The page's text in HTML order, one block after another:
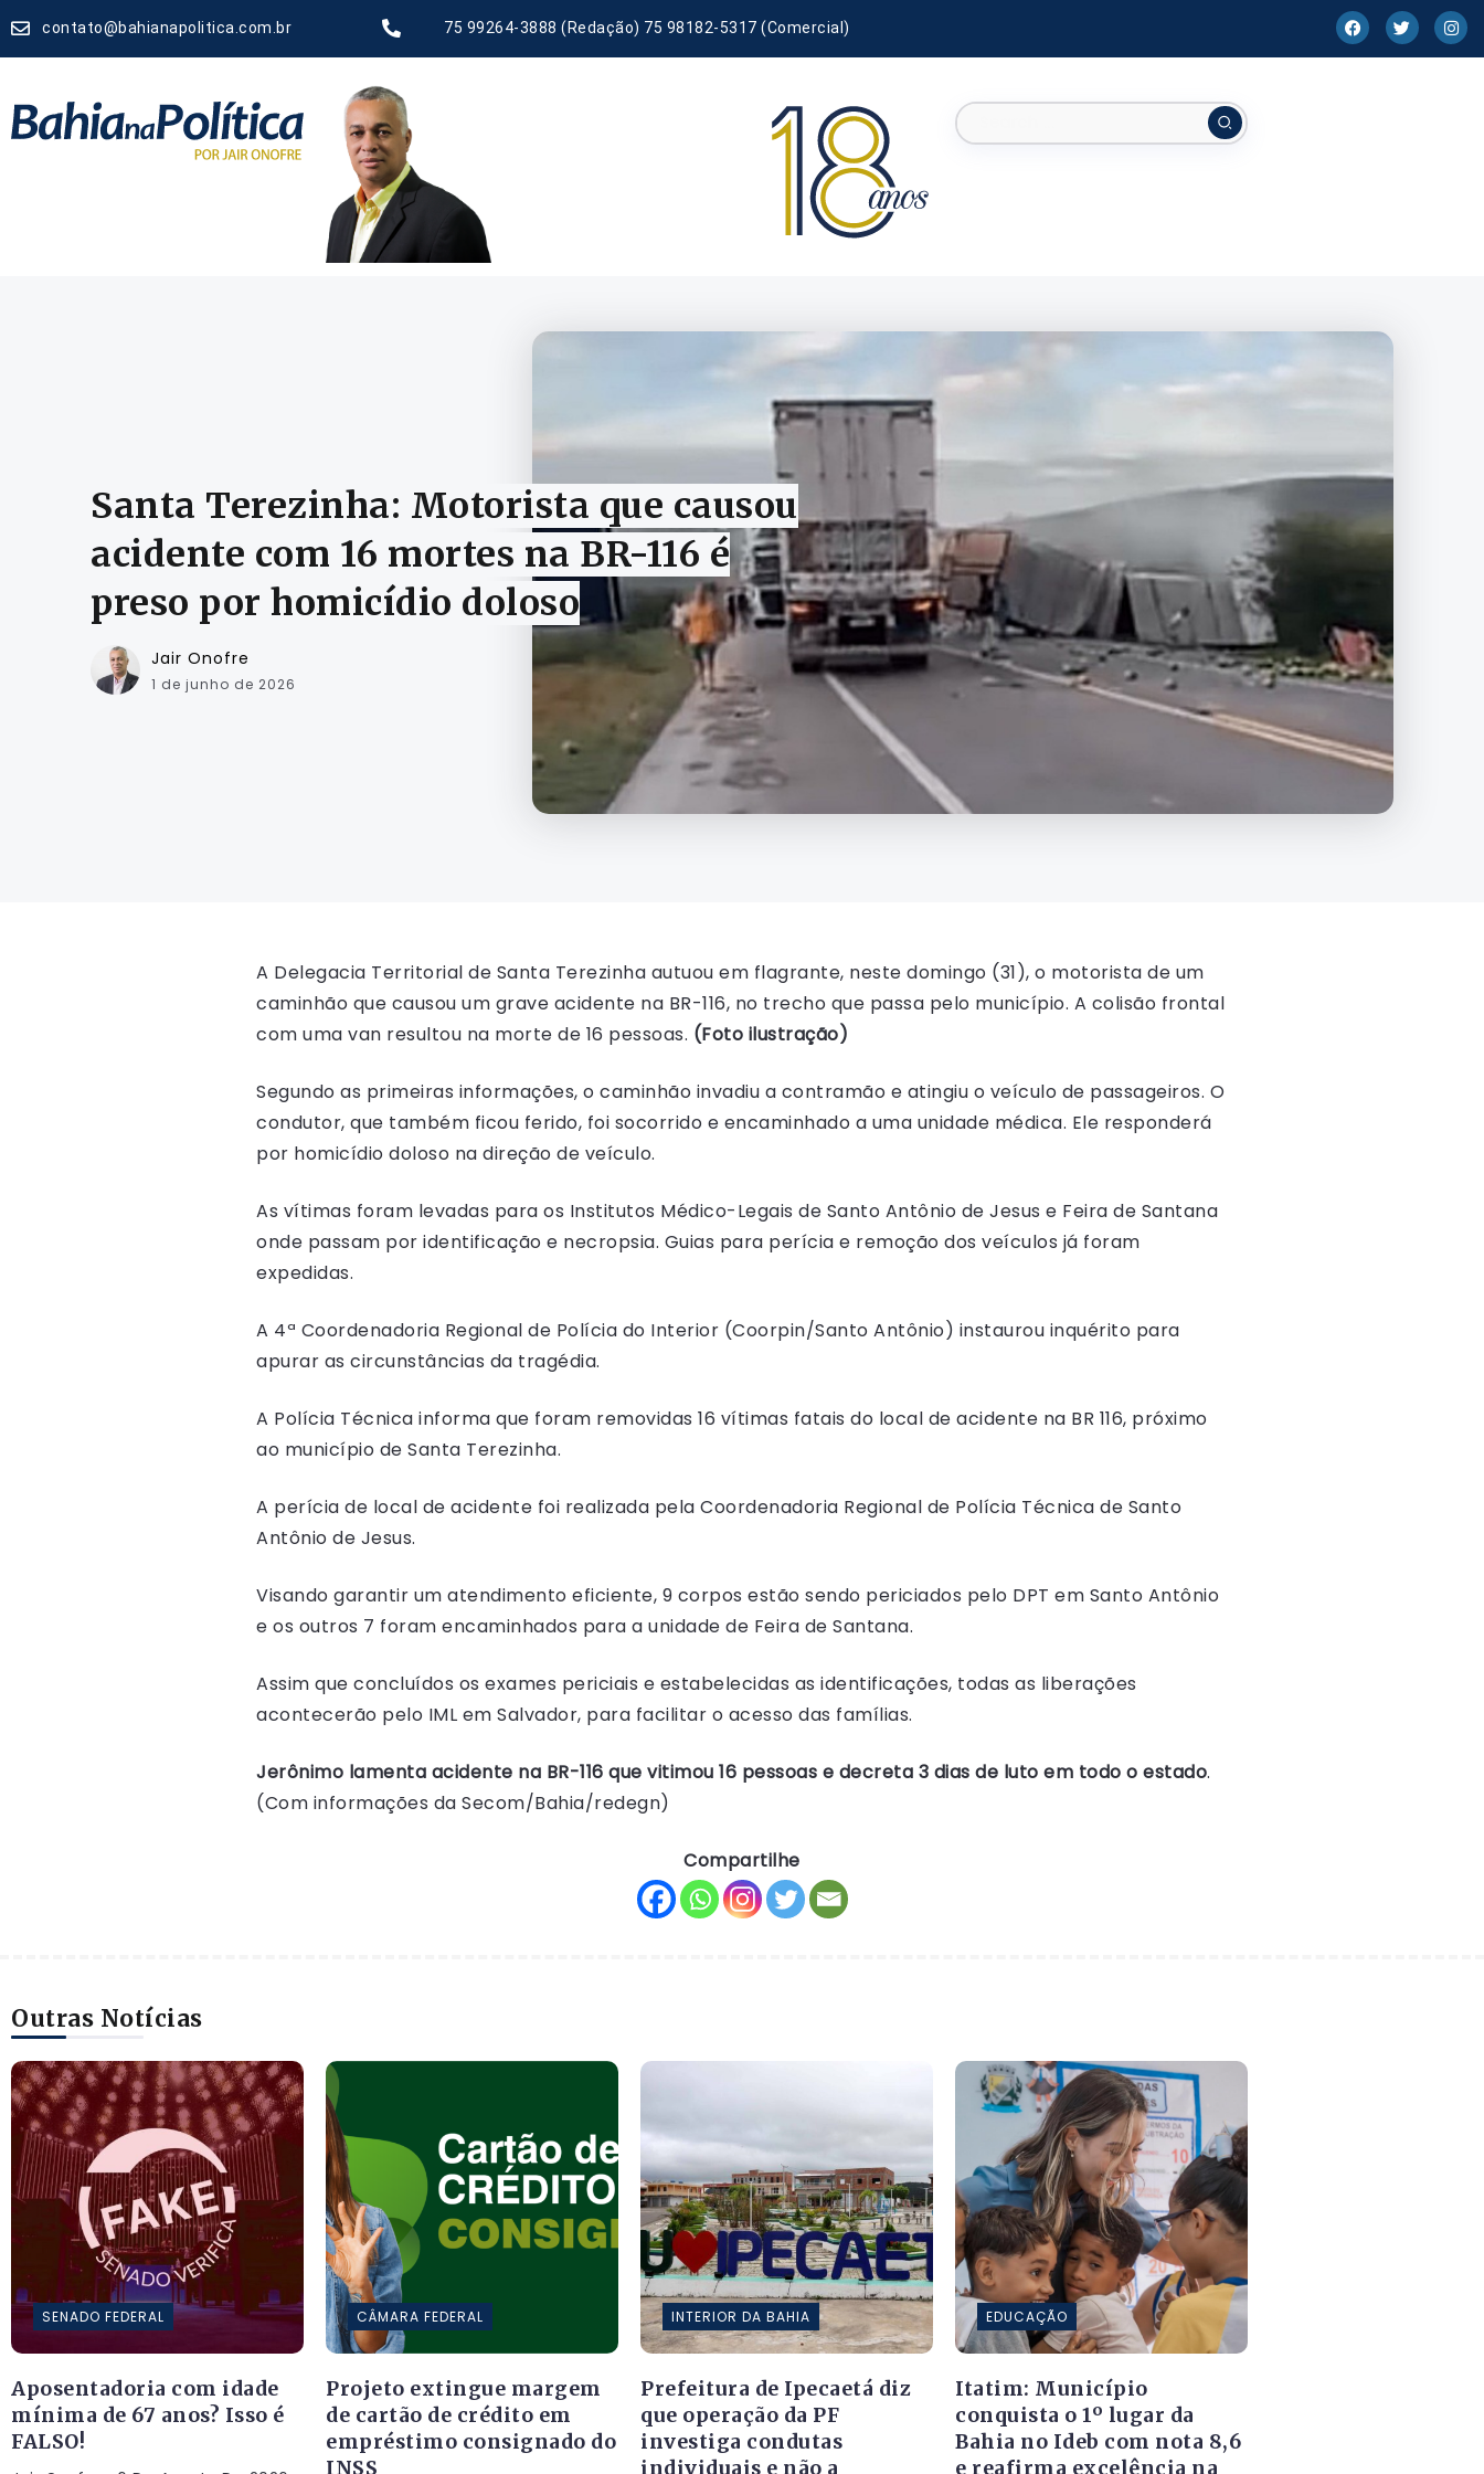
contato@bahianapolitica.com.br 75 99264-3888 (Redação) 75 98182-5317 (Comercial)
Santa Terezinha: Motorista que causou
acidente com 16 mortes na BR-116 é
preso por homicídio doloso
Jair Onofre
1 de junho de 2026
A Delegacia Territorial de Santa Terezinha autuou em flagrante, neste domingo (31), o motorista de um
caminhão que causou um grave acidente na BR-116, no trecho que passa pelo município. A colisão frontal
com uma van resultou na morte de 16 pessoas. (Foto ilustração)
Segundo as primeiras informações, o caminhão invadiu a contramão e atingiu o veículo de passageiros. O
condutor, que também ficou ferido, foi socorrido e encaminhado a uma unidade médica. Ele responderá
por homicídio doloso na direção de veículo.
As vítimas foram levadas para os Institutos Médico-Legais de Santo Antônio de Jesus e Feira de Santana
onde passam por identificação e necropsia. Guias para perícia e remoção dos veículos já foram
expedidas.
A 4ª Coordenadoria Regional de Polícia do Interior (Coorpin/Santo Antônio) instaurou inquérito para
apurar as circunstâncias da tragédia.
A Polícia Técnica informa que foram removidas 16 vítimas fatais do local de acidente na BR 116, próximo
ao município de Santa Terezinha.
A perícia de local de acidente foi realizada pela Coordenadoria Regional de Polícia Técnica de Santo
Antônio de Jesus.
Visando garantir um atendimento eficiente, 9 corpos estão sendo periciados pelo DPT em Santo Antônio
e os outros 7 foram encaminhados para a unidade de Feira de Santana.
Assim que concluídos os exames periciais e estabelecidas as identificações, todas as liberações
acontecerão pelo IML em Salvador, para facilitar o acesso das famílias.
Jerônimo lamenta acidente na BR-116 que vitimou 16 pessoas e decreta 3 dias de luto em todo o estado.
(Com informações da Secom/Bahia/redegn)
Compartilhe
Outras Notícias
SENADO FEDERAL
Aposentadoria com idade
mínima de 67 anos? Isso é
FALSO!
CÂMARA FEDERAL
Projeto extingue margem
de cartão de crédito em
empréstimo consignado do
INSS
INTERIOR DA BAHIA
Prefeitura de Ipecaetá diz
que operação da PF
investiga condutas
individuais e não a
EDUCAÇÃO
Itatim: Município
conquista o 1º lugar da
Bahia no Ideb com nota 8,6
e reafirma excelência na